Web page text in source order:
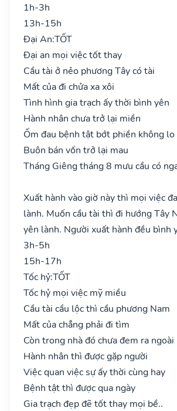
1h-3h
13h-15h
Đại An:TỐT
Đại an mọi việc tốt thay
Cầu tài ở nẻo phương Tây có tài
Mất của đi chửa xa xôi
Tình hình gia trạch ấy thời bình yên
Hành nhân chưa trở lại miền
Ốm đau bệnh tật bớt phiền không lo
Buôn bán vốn trở lại mau
Tháng Giêng tháng 8 mưu cầu có
Xuất hành vào giờ này thì mọi việc
lành. Muốn cầu tài thì đi hướng Tây
yên lành. Người xuất hành đều bình
3h-5h
15h-17h
Tốc hỷ:TỐT
Tốc hỷ mọi việc mỹ miều
Cầu tài cầu lộc thì cầu phương Nam
Mất của chẳng phải đi tìm
Còn trong nhà đó chưa đem ra ngoài
Hành nhân thì được gặp người
Việc quan việc sự ấy thời cùng hay
Bệnh tật thì được qua ngày
Gia trạch đẹp đẽ tốt thay mọi bề..